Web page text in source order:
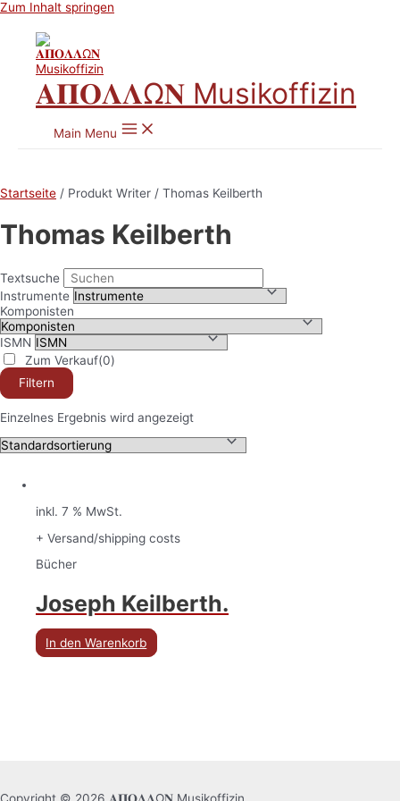
Zum Inhalt springen
𝚨𝚷𝚶𝚲𝚲Ω𝚴 Musikoffizin
Main Menu
Startseite / Produkt Writer / Thomas Keilberth
Thomas Keilberth
Textsuche
Instrumente
Komponisten
ISMN
Zum Verkauf(0)
Filtern
Einzelnes Ergebnis wird angezeigt
inkl. 7 % MwSt.
+ Versand/shipping costs
Bücher
Joseph Keilberth.
In den Warenkorb
Copyright © 2026 𝚨𝚷𝚶𝚲𝚲Ω𝚴 Musikoffizin